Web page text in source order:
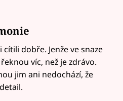
dobře. Jenže ve snaze
víc, než je zdrávo.
jim ani nedochází, že